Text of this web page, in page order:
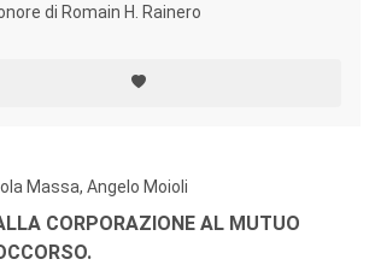
di Romain H. Rainero
Massa, Angelo Moioli
CORPORAZIONE AL MUTUO